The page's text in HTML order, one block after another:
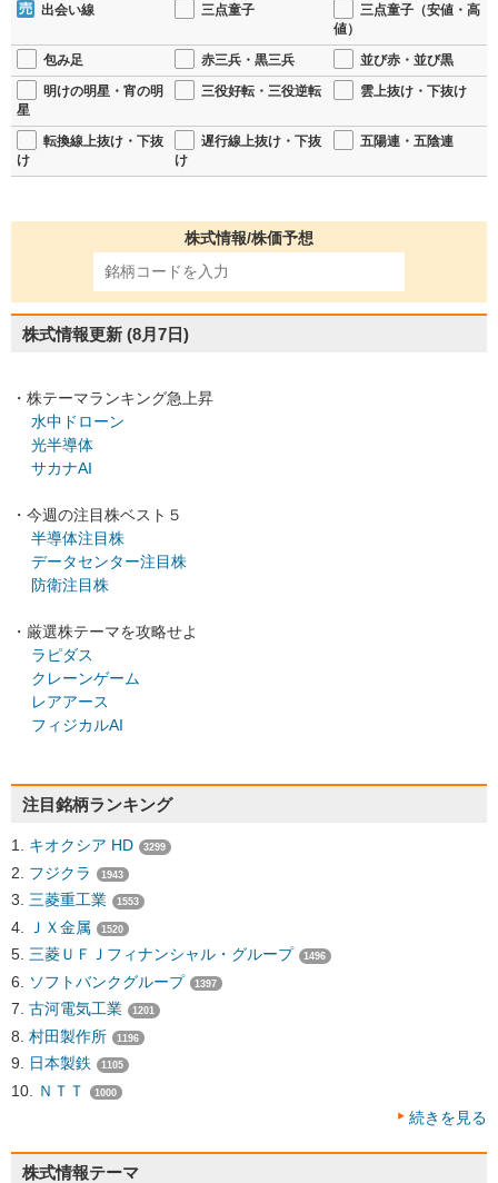
出会い線
三点童子
三点童子（安値・高
値）
包み足
赤三兵・黒三兵
並び赤・並び黒
明けの明星・宵の明
星
三役好転・三役逆転 雲上抜け・下抜け
転換線上抜け・下抜
け
遅行線上抜け・下抜
け
五陽連・五陰連
株式情報/株価予想
株式情報更新 (8月7日)
・株テーマランキング急上昇
水中ドローン
光半導体
サカナAI
・今週の注目株ベスト５
半導体注目株
データセンター注目株
防衛注目株
・厳選株テーマを攻略せよ
ラピダス
クレーンゲーム
レアアース
フィジカルAI
注目銘柄ランキング
キオクシア HD 3299
フジクラ 1943
三菱重工業 1553
ＪＸ金属 1520
三菱ＵＦＪフィナンシャル・グループ 1496
ソフトバンクグループ 1397
古河電気工業 1201
村田製作所 1196
日本製鉄 1105
ＮＴＴ 1000
続きを見る
株式情報テーマ